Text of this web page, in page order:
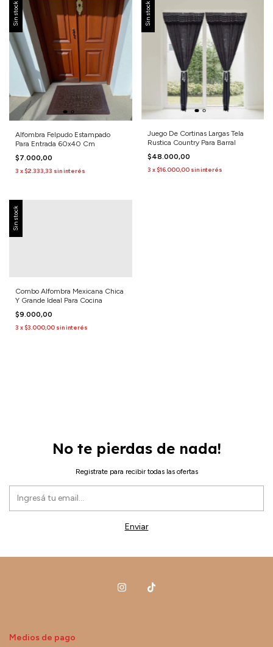
Sin stock
Alfombra Felpudo Estampado
Para Entrada 60x40 Cm
$7.000,00
3 x$2.333,33 sin interés
Sin stock
Juego De Cortinas Largas Tela
Rustica Country Para Barral
$48.000,00
3 x$16.000,00 sin interés
Sin stock
Combo Alfombra Mexicana Chica
Y Grande Ideal Para Cocina
$9.000,00
3 x$3.000,00 sin interés
No te pierdas de nada!
Registrate para recibir todas las ofertas
Medios de pago